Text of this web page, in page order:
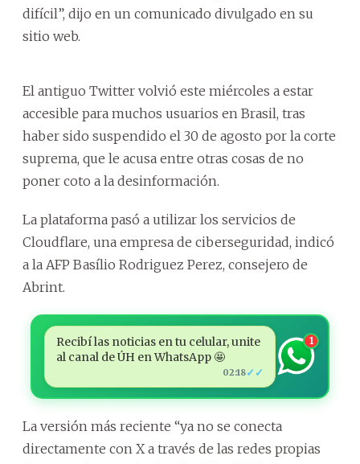
difícil”, dijo en un comunicado divulgado en su
sitio web.
El antiguo Twitter volvió este miércoles a estar
accesible para muchos usuarios en Brasil, tras
haber sido suspendido el 30 de agosto por la corte
suprema, que le acusa entre otras cosas de no
poner coto a la desinformación.
La plataforma pasó a utilizar los servicios de
Cloudflare, una empresa de ciberseguridad, indicó
a la AFP Basílio Rodriguez Perez, consejero de
Abrint.
Recibí las noticias en tu celular, unite
al canal de ÚH en WhatsApp 🤩
02:18✓✓
1
La versión más reciente “ya no se conecta
directamente con X a través de las redes propias